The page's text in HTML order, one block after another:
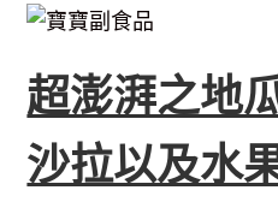
超澎湃之地
沙拉以及水